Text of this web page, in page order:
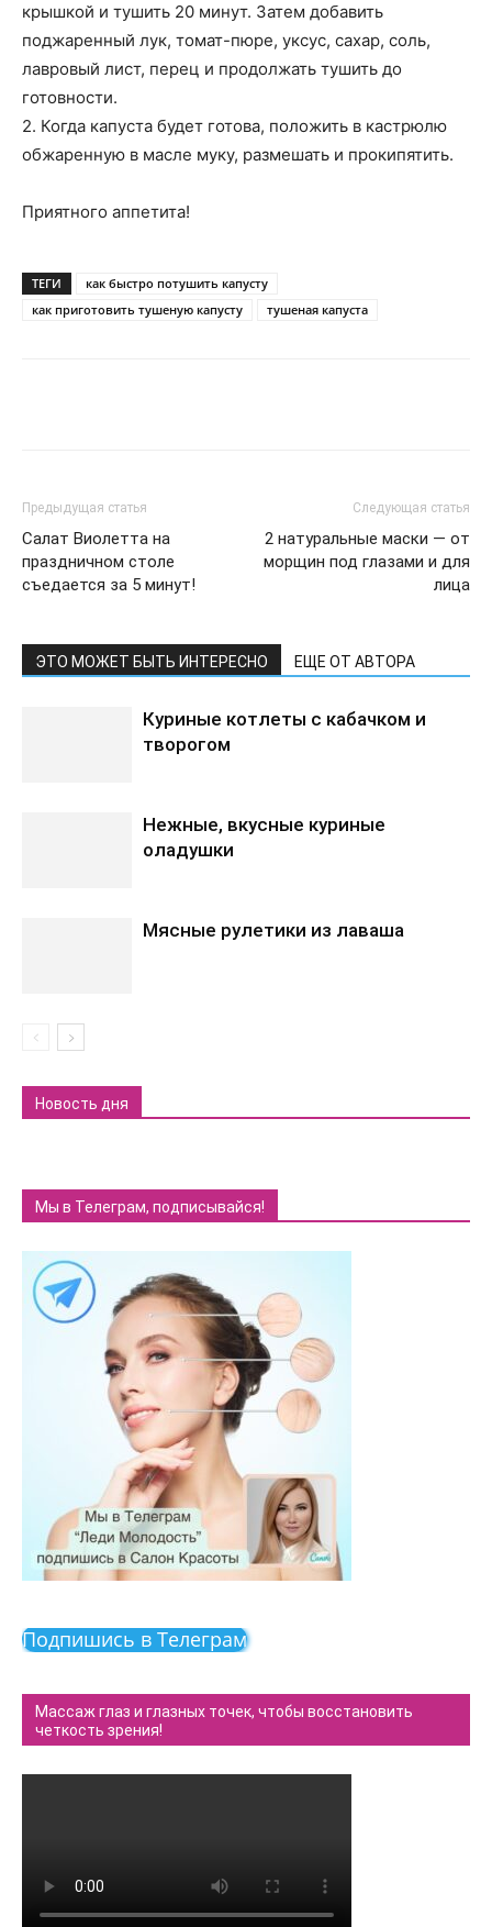
крышкой и тушить 20 минут. Затем добавить
поджаренный лук, томат-пюре, уксус, сахар, соль,
лавровый лист, перец и продолжать тушить до
готовности.
2. Когда капуста будет готова, положить в кастрюлю
обжаренную в масле муку, размешать и прокипятить.
Приятного аппетита!
ТЕГИ
как быстро потушить капусту
как приготовить тушеную капусту
тушеная капуста
Предыдущая статья
Салат Виолетта на
праздничном столе
съедается за 5 минут!
Следующая статья
2 натуральные маски — от
морщин под глазами и для
лица
ЭТО МОЖЕТ БЫТЬ ИНТЕРЕСНО ЕЩЕ ОТ АВТОРА
Куриные котлеты с кабачком и
творогом
Нежные, вкусные куриные
оладушки
Мясные рулетики из лаваша
Новость дня
Мы в Телеграм, подписывайся!
Подпишись в Телеграм
Массаж глаз и глазных точек, чтобы восстановить
четкость зрения!